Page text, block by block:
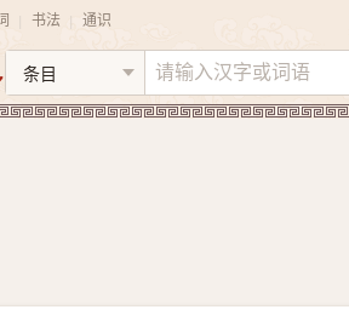
书法 通识